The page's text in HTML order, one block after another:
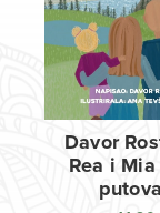
Davor
Rea i